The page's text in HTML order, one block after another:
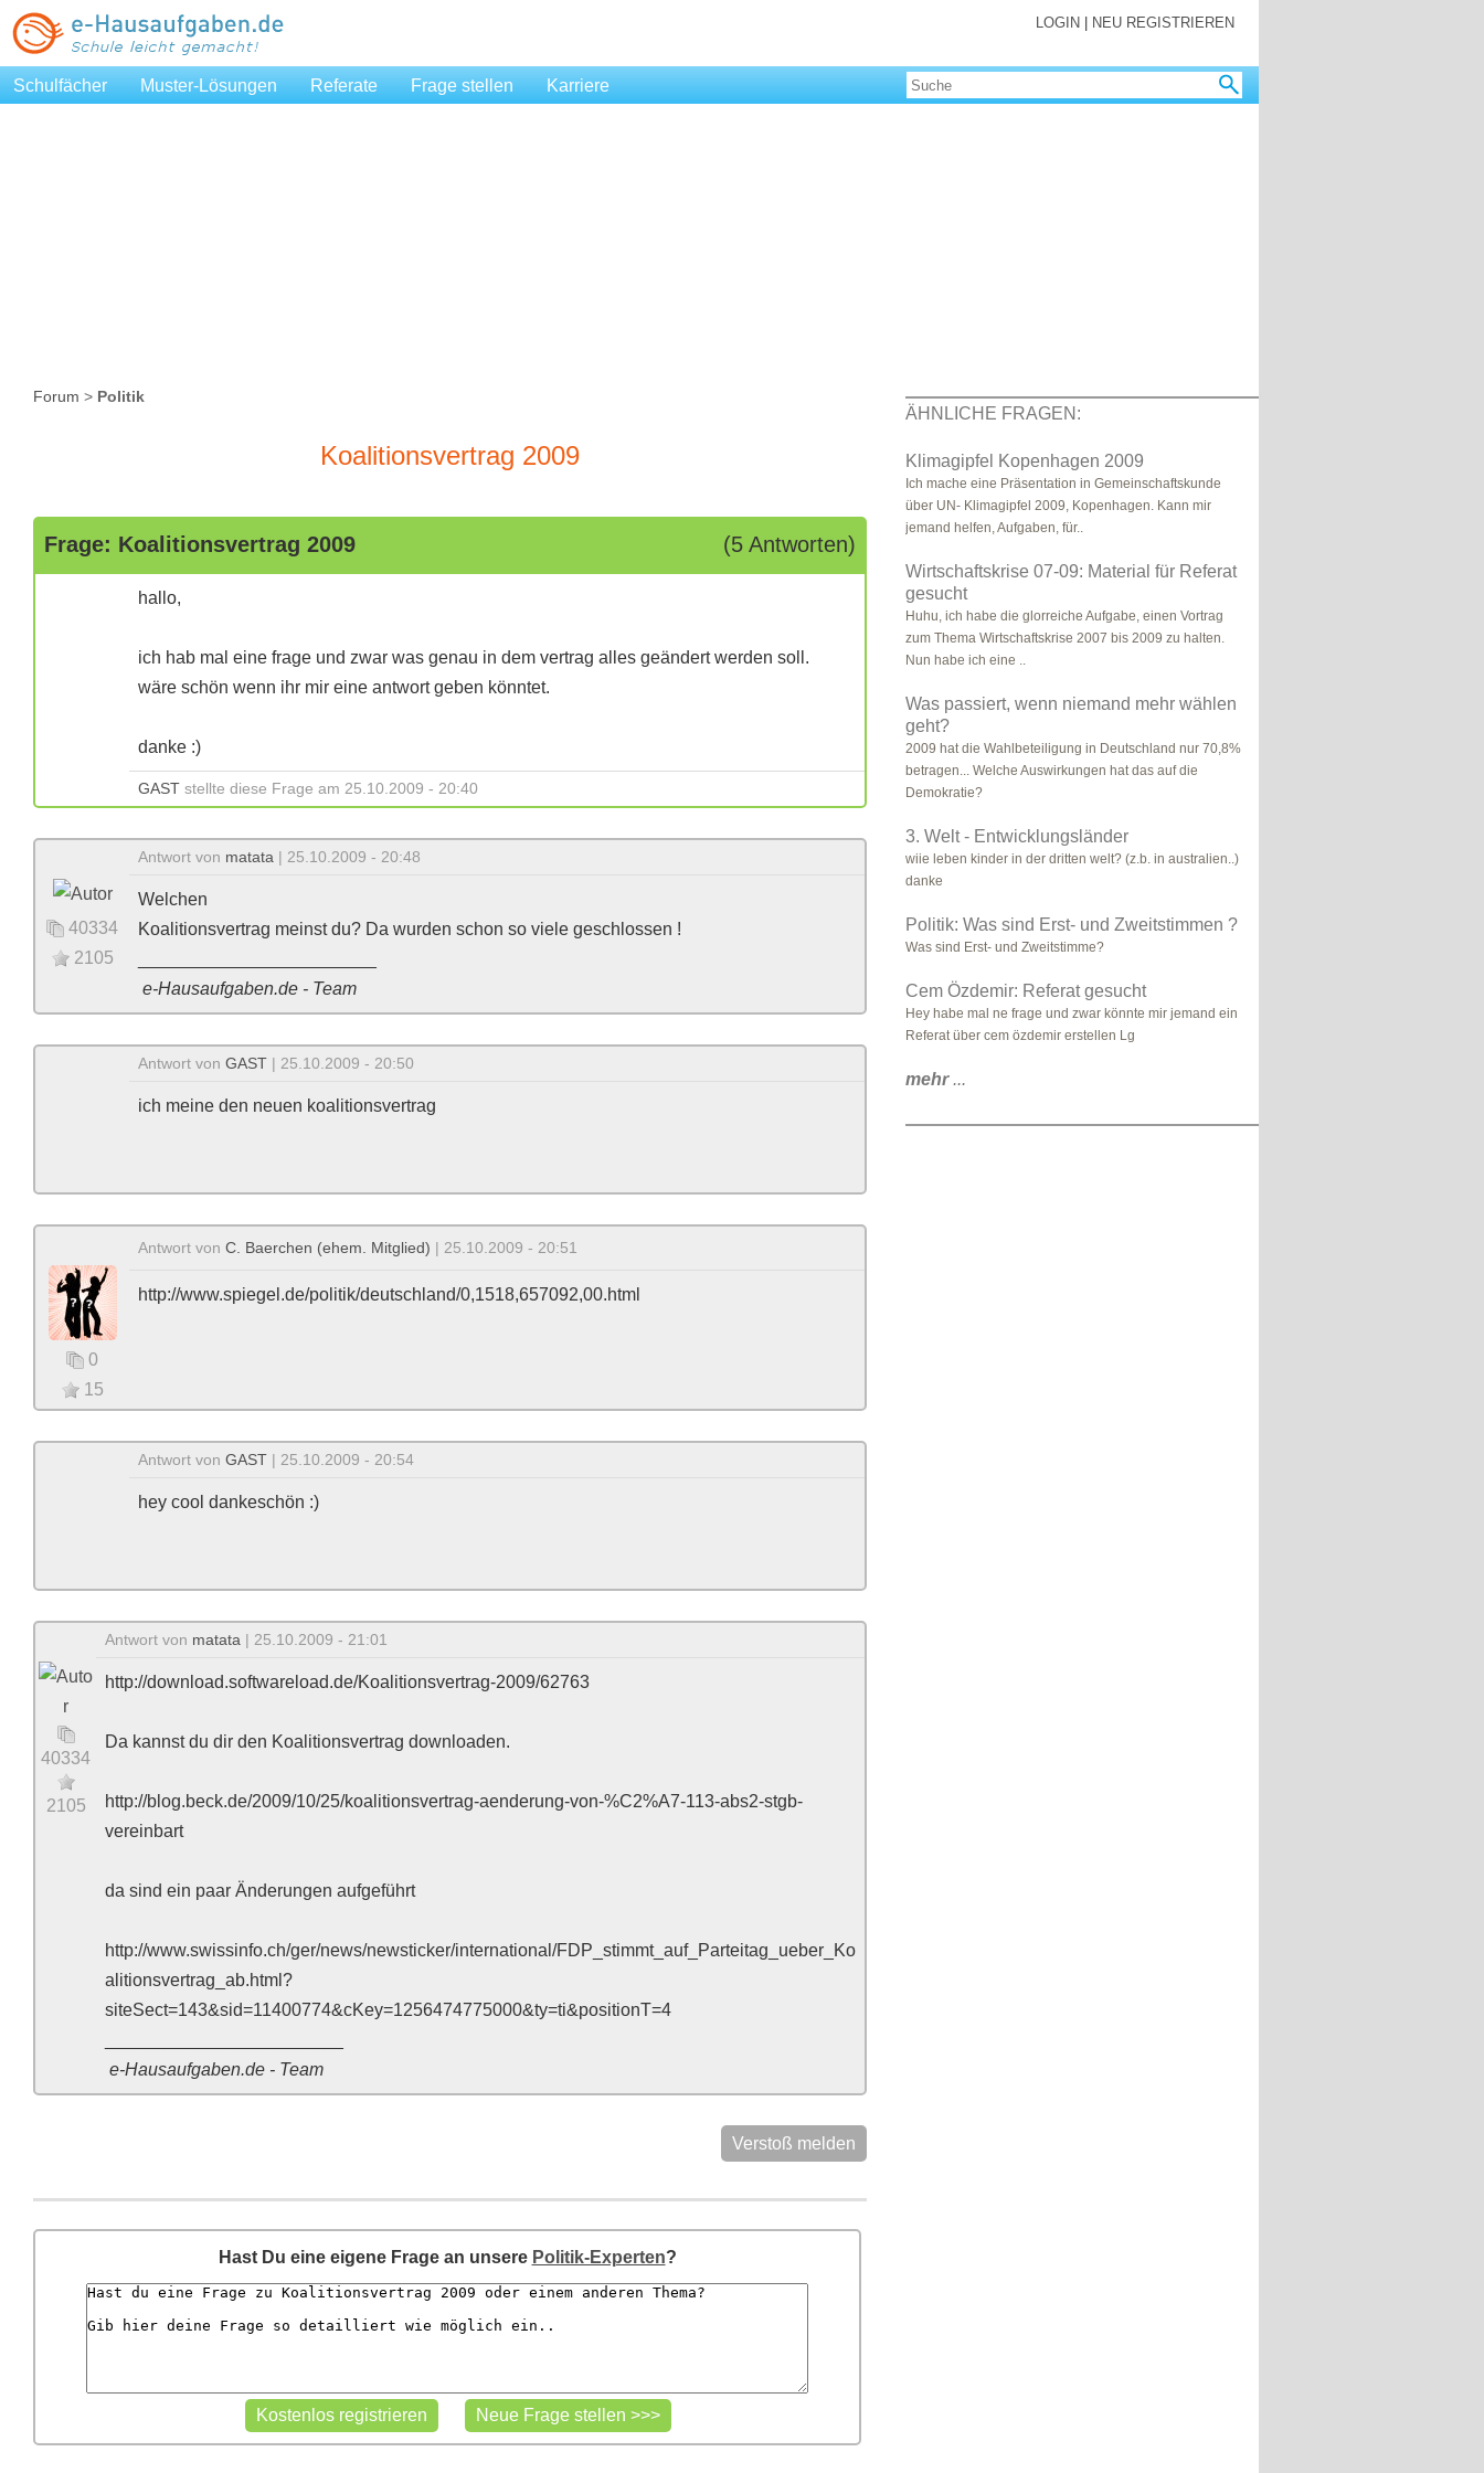
LOGIN NEU REGISTRIEREN
Schulfächer Muster-Lösungen Referate Frage stellen Karriere
Forum > Politik
Koalitionsvertrag 2009
Frage: Koalitionsvertrag 2009 (5 Antworten)
hallo,
ich hab mal eine frage und zwar was genau in dem vertrag alles geändert werden soll.
wäre schön wenn ihr mir eine antwort geben könntet.
danke :)
GAST stellte diese Frage am 25.10.2009 - 20:40
40334
2105
Antwort von matata | 25.10.2009 - 20:48
Welchen
Koalitionsvertrag meinst du? Da wurden schon so viele geschlossen !
e-Hausaufgaben.de - Team
Antwort von GAST | 25.10.2009 - 20:50
ich meine den neuen koalitionsvertrag
0
15
Antwort von C. Baerchen (ehem. Mitglied) | 25.10.2009 - 20:51
http://www.spiegel.de/politik/deutschland/0,1518,657092,00.html
Antwort von GAST | 25.10.2009 - 20:54
hey cool dankeschön :)
40334
2105
Antwort von matata | 25.10.2009 - 21:01
http://download.softwareload.de/Koalitionsvertrag-2009/62763
Da kannst du dir den Koalitionsvertrag downloaden.
http://blog.beck.de/2009/10/25/koalitionsvertrag-aenderung-von-%C2%A7-113-abs2-stgb-
vereinbart
da sind ein paar Änderungen aufgeführt
http://www.swissinfo.ch/ger/news/newsticker/international/FDP_stimmt_auf_Parteitag_ueber_Ko
alitionsvertrag_ab.html?
siteSect=143&sid=11400774&cKey=1256474775000&ty=ti&positionT=4
e-Hausaufgaben.de - Team
Verstoß melden
Hast Du eine eigene Frage an unsere Politik-Experten?
ÄHNLICHE FRAGEN:
Klimagipfel Kopenhagen 2009
Ich mache eine Präsentation in Gemeinschaftskunde
über UN- Klimagipfel 2009, Kopenhagen. Kann mir
jemand helfen, Aufgaben, für..
Wirtschaftskrise 07-09: Material für Referat
gesucht
Huhu, ich habe die glorreiche Aufgabe, einen Vortrag
zum Thema Wirtschaftskrise 2007 bis 2009 zu halten.
Nun habe ich eine ..
Was passiert, wenn niemand mehr wählen
geht?
2009 hat die Wahlbeteiligung in Deutschland nur 70,8%
betragen... Welche Auswirkungen hat das auf die
Demokratie?
3. Welt - Entwicklungsländer
wiie leben kinder in der dritten welt? (z.b. in australien..)
danke
Politik: Was sind Erst- und Zweitstimmen ?
Was sind Erst- und Zweitstimme?
Cem Özdemir: Referat gesucht
Hey habe mal ne frage und zwar könnte mir jemand ein
Referat über cem özdemir erstellen Lg
mehr...